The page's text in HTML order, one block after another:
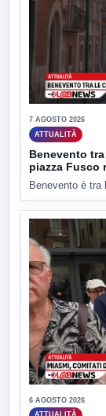
7 AGOSTO 2026
ATTUALITÀ
Benevento
piazza Fusco
Benevento è
6 AGOSTO 2026